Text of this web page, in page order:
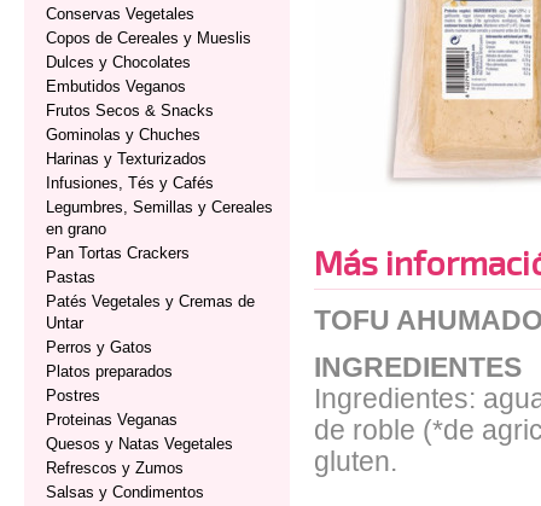
Conservas Vegetales
Copos de Cereales y Mueslis
Dulces y Chocolates
Embutidos Veganos
Frutos Secos & Snacks
Gominolas y Chuches
Harinas y Texturizados
Infusiones, Tés y Cafés
Legumbres, Semillas y Cereales
en grano
Pan Tortas Crackers
Pastas
Patés Vegetales y Cremas de
Untar
Perros y Gatos
Platos preparados
Postres
Proteinas Veganas
Quesos y Natas Vegetales
Refrescos y Zumos
Salsas y Condimentos
Más
TOFU
INGREDIENTES
Ingredientes:
de roble (*de
gluten.